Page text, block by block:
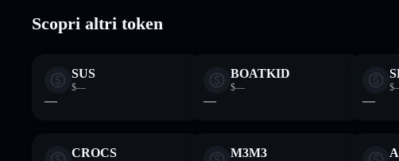
Scopri altri token
SUS
$—
—
BOATKID
$—
— —
CROCS M3M3